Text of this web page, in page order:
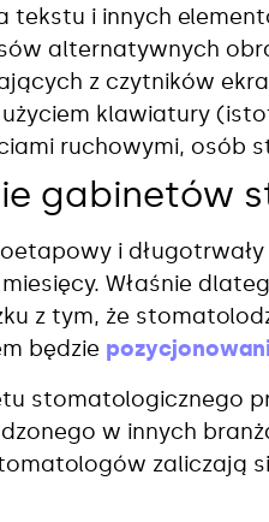
tekstu i innych
alternatywnych
z czytników
klawiatury
ruchowymi, osób
gabinetów
i
Właśnie
z tym, że
będzie
stomatologicznego
w innych
zaliczają